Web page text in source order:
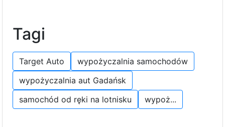
Tagi
Target Auto
wypożyczalnia samochodów
wypożyczalnia aut Gadańsk
samochód od ręki na lotnisku
wypoż...